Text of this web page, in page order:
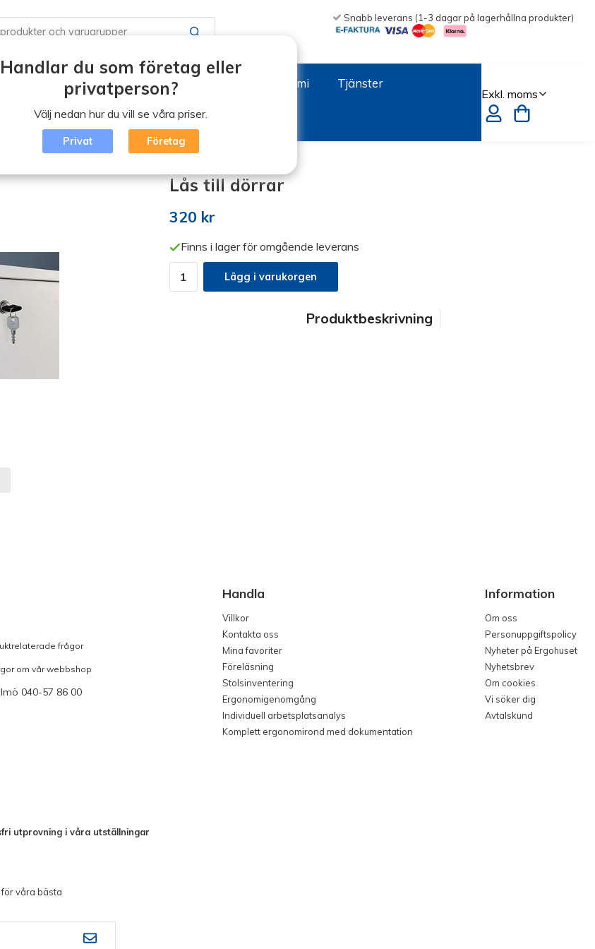
Snabb leverans (1-3 dagar på lagerhållna produkter)
/ Öppettider Boka en tid Vad är Ergonomi Tjänster
Logga in
Lås till dörrar
320 kr
Finns i lager för omgående leverans
Lägg i varukorgen
Produktbeskrivning
frågor
om vår webbshop
040-57 86 00
utprovning i våra utställningar
Handla
Villkor
Kontakta oss
Mina favoriter
Föreläsning
Stolsinventering
Ergonomigenomgång
Individuell arbetsplatsanalys
Komplett ergonomirond med dokumentation
Information
Om oss
Personuppgiftspolicy
Nyheter på Ergohuset
Nyhetsbrev
Om cookies
Vi söker dig
Avtalskund
våra bästa
Handlar du som företag eller
privatperson?
Välj nedan hur du vill se våra priser.
Privat Företag